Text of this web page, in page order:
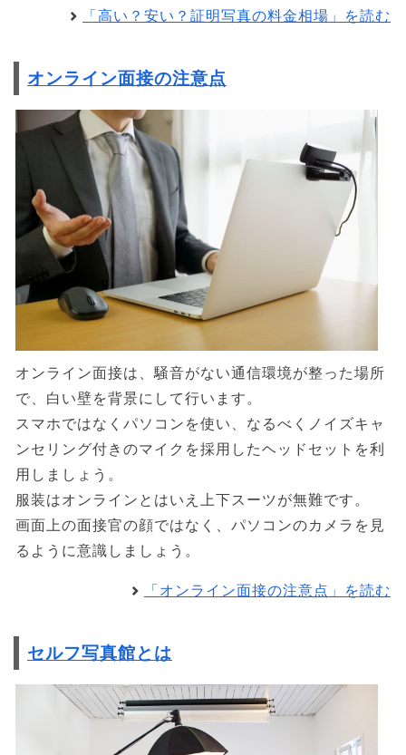
「高い？安い？証明写真の料金相場」を読む
オンライン面接の注意点
オンライン面接は、騒音がない通信環境が整った場所
で、白い壁を背景にして行います。
スマホではなくパソコンを使い、なるべくノイズキャ
ンセリング付きのマイクを採用したヘッドセットを利
用しましょう。
服装はオンラインとはいえ上下スーツが無難です。
画面上の面接官の顔ではなく、パソコンのカメラを見
るように意識しましょう。
「オンライン面接の注意点」を読む
セルフ写真館とは